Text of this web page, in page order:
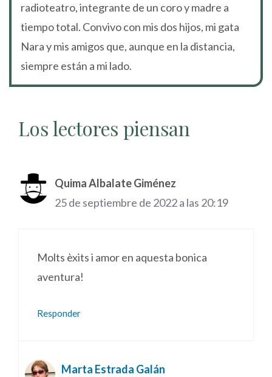
radioteatro, integrante de un coro y madre a
tiempo total. Convivo con mis dos hijos, mi gata
Nara y mis amigos que, aunque en la distancia,
siempre están a mi lado.
Los lectores piensan
Quima Albalate Giménez
25 de septiembre de 2022 a las 20:19
Molts èxits i amor en aquesta bonica
aventura!
Responder
Marta Estrada Galán